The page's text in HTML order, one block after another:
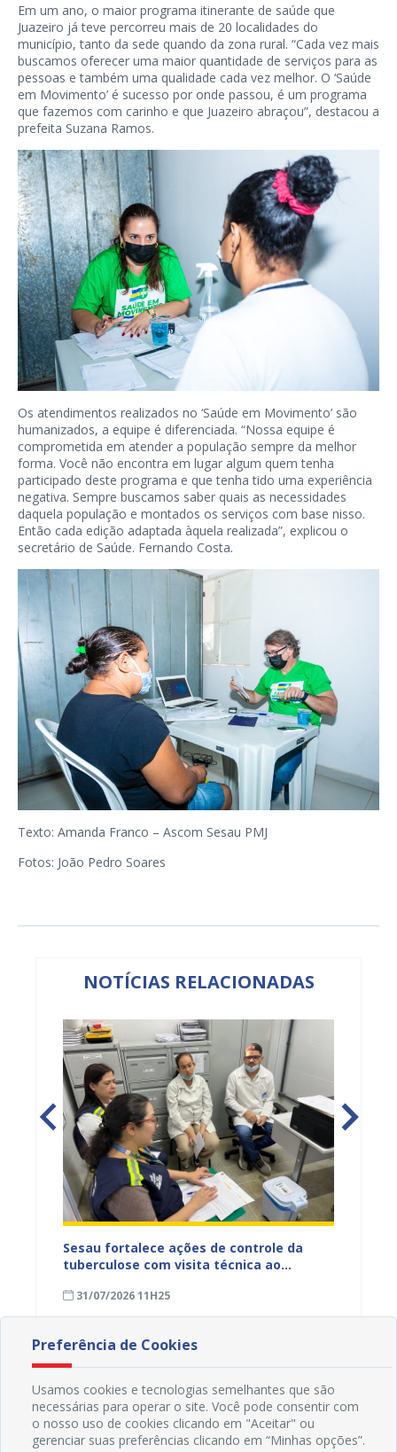
Em um ano, o maior programa itinerante de saúde que
Juazeiro já teve percorreu mais de 20 localidades do
município, tanto da sede quando da zona rural. “Cada vez mais
buscamos oferecer uma maior quantidade de serviços para as
pessoas e também uma qualidade cada vez melhor. O ‘Saúde
em Movimento’ é sucesso por onde passou, é um programa
que fazemos com carinho e que Juazeiro abraçou”, destacou a
prefeita Suzana Ramos.
Os atendimentos realizados no ‘Saúde em Movimento’ são
humanizados, a equipe é diferenciada. “Nossa equipe é
comprometida em atender a população sempre da melhor
forma. Você não encontra em lugar algum quem tenha
participado deste programa e que tenha tido uma experiência
negativa. Sempre buscamos saber quais as necessidades
daquela população e montados os serviços com base nisso.
Então cada edição adaptada àquela realizada”, explicou o
secretário de Saúde. Fernando Costa.
Texto: Amanda Franco – Ascom Sesau PMJ
Fotos: João Pedro Soares
NOTÍCIAS RELACIONADAS
Sesau fortalece ações de controle da
tuberculose com visita técnica ao
31/07/2026 11H25
Preferência de Cookies
Usamos cookies e tecnologias semelhantes que são
necessárias para operar o site. Você pode consentir com
o nosso uso de cookies clicando em "Aceitar" ou
gerenciar suas preferências clicando em “Minhas opções”.